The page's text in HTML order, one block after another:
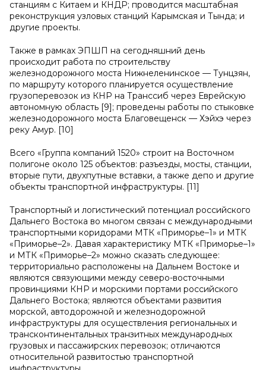
станциям с Китаем и КНДР; проводится масштабная
реконструкция узловых станций Карымская и Тында; и
другие проекты.
Также в рамках ЭПШП на сегодняшний день
происходит работа по строительству
железнодорожного моста Нижнеленинское — Тунцзян,
по маршруту которого планируется осуществление
грузоперевозок из КНР на Транссиб через Еврейскую
автономную область [9]; проведены работы по стыковке
железнодорожного моста Благовещенск — Хэйхэ через
реку Амур. [10]
Всего «Группа компаний 1520» строит на Восточном
полигоне около 125 объектов: разъезды, мосты, станции,
вторые пути, двухпутные вставки, а также депо и другие
объекты транспортной инфраструктуры. [11]
Транспортный и логистический потенциал российского
Дальнего Востока во многом связан с международными
транспортными коридорами МТК «Приморье–1» и МТК
«Приморье–2». Давая характеристику МТК «Приморье–1»
и МТК «Приморье–2» можно сказать следующее:
территориально расположены на Дальнем Востоке и
являются связующими между северо-восточными
провинциями КНР и морскими портами российского
Дальнего Востока; являются объектами развития
морской, автодорожной и железнодорожной
инфраструктуры для осуществления региональных и
трансконтинентальных транзитных международных
грузовых и пассажирских перевозок; отличаются
относительной развитостью транспортной